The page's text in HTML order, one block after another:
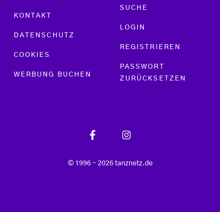
KONTAKT
DATENSCHUTZ
COOKIES
WERBUNG BUCHEN
SUCHE
LOGIN
REGISTRIEREN
PASSWORT
ZURÜCKSETZEN
© 1996 - 2026 tanznetz.de